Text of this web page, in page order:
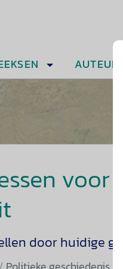
AUTEURS
voor
door huidige